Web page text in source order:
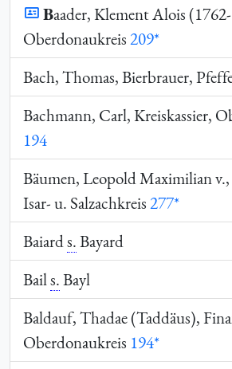
Baader, Klement Alois
Oberdonaukreis209*
Bach, Thomas, Bierbrauer,
Bachmann, Carl, Kreiskassier,
194
Bäumen, Leopold Maximilian
Isar- u. Salzachkreis277*
Baiards.Bayard
Bails.Bayl
Baldauf, Thadae (Taddäus),
Oberdonaukreis 194*